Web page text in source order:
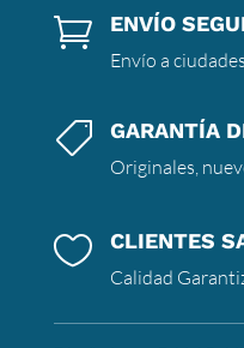
 ENVÍO
Envío a
 GARANTÍA
Originales,
 CLIENTES
Calidad